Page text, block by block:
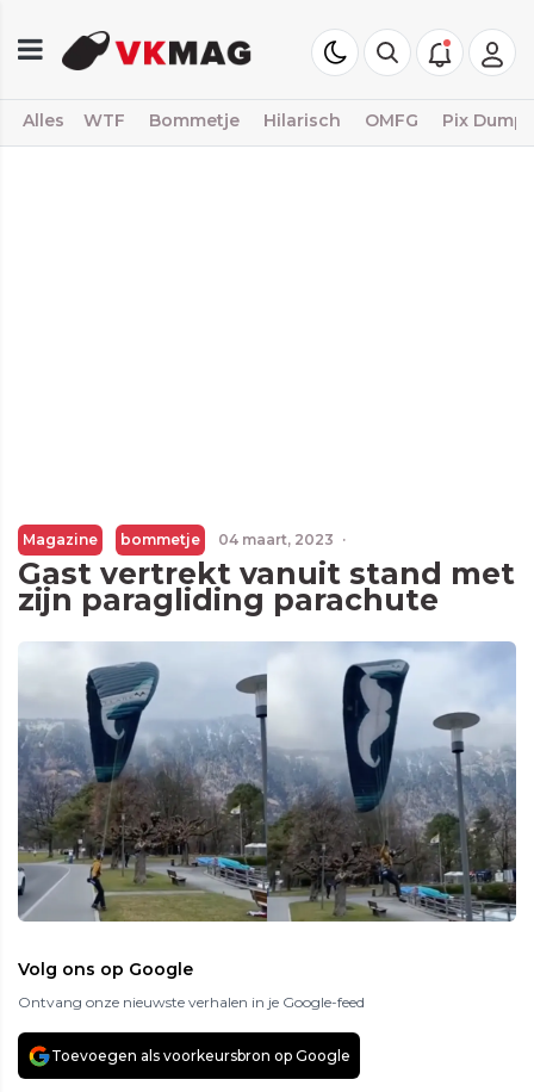
Alles WTF Bommetje Hilarisch OMFG Pix Dump
Magazine bommetje 04 maart, 2023 ·
Gast vertrekt vanuit stand met
zijn paragliding parachute
Volg ons op Google
Ontvang onze nieuwste verhalen in je Google-feed
Toevoegen als voorkeursbron op Google